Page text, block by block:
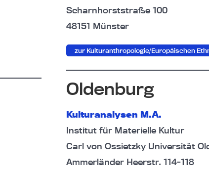
Scharnhorststraße 100
48151 Münster
zur Kulturanthropologie/Europäischen
Oldenburg
Kulturanalysen M.A.
Institut für Materielle Kultur
Carl von Ossietzky Universität
Ammerländer Heerstr. 114-118